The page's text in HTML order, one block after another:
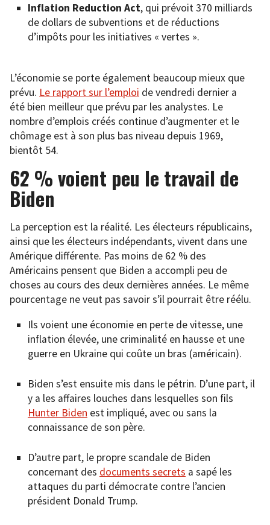
Inflation Reduction Act, qui prévoit 370 milliards
de dollars de subventions et de réductions
d’impôts pour les initiatives « vertes ».
L’économie se porte également beaucoup mieux que
prévu. Le rapport sur l’emploi de vendredi dernier a
été bien meilleur que prévu par les analystes. Le
nombre d’emplois créés continue d’augmenter et le
chômage est à son plus bas niveau depuis 1969,
bientôt 54.
62 % voient peu le travail de
Biden
La perception est la réalité. Les électeurs républicains,
ainsi que les électeurs indépendants, vivent dans une
Amérique différente. Pas moins de 62 % des
Américains pensent que Biden a accompli peu de
choses au cours des deux dernières années. Le même
pourcentage ne veut pas savoir s’il pourrait être réélu.
Ils voient une économie en perte de vitesse, une
inflation élevée, une criminalité en hausse et une
guerre en Ukraine qui coûte un bras (américain).
Biden s’est ensuite mis dans le pétrin. D’une part, il
y a les affaires louches dans lesquelles son fils
Hunter Biden est impliqué, avec ou sans la
connaissance de son père.
D’autre part, le propre scandale de Biden
concernant des documents secrets a sapé les
attaques du parti démocrate contre l’ancien
président Donald Trump.